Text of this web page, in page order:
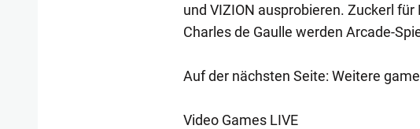
und VIZION ausprobieren. Zuckerl
Charles de Gaulle werden Arcade-
Auf der nächsten Seite: Weitere
Video Games LIVE